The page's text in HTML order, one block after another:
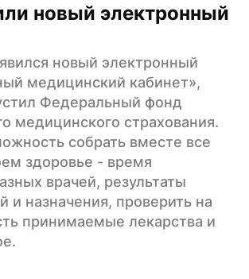
новый электронный
новый электронный
медицинский кабинет»,
Федеральный фонд
медицинского страхования.
собрать вместе все
здоровье - время
врачей, результаты
и назначения, проверить на
принимаемые лекарства и